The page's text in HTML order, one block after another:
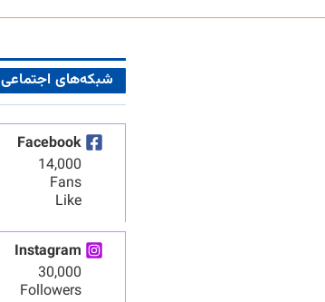
شبکه‌های اجتماعی
Facebook
14,000
Fans
Like
Instagram
30,000
Followers